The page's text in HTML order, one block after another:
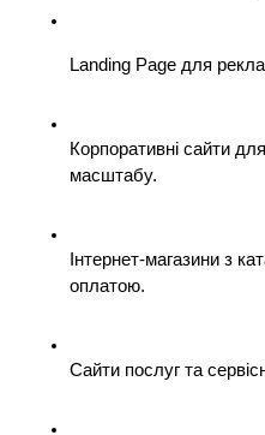
Landing Page для
Корпоративні сайти
масштабу.
Інтернет-магазини з
оплатою.
Сайти послуг та